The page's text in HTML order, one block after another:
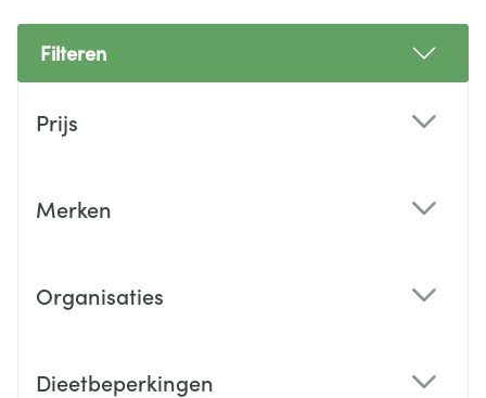
Filteren
Prijs
Merken
Organisaties
Dieetbeperkingen